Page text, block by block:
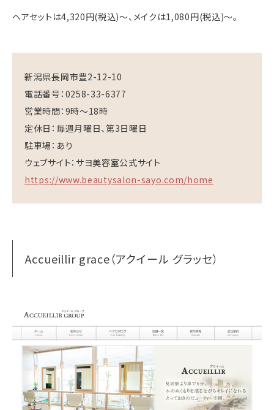
ヘアセットは4,320円(税込)〜、メイクは1,080円(税込)〜。
新潟県長岡市豊2-12-10
電話番号：0258-33-6377
営業時間：9時～18時
定休日：毎週月曜日、第3日曜日
駐車場：あり
ウェブサイト：サヨ美容室公式サイト
https://www.beautysalon-sayo.com/home
Accueillir grace（アクイール グラッセ）